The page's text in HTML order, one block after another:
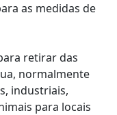
as medidas de
retirar das
normalmente
industriais,
para locais